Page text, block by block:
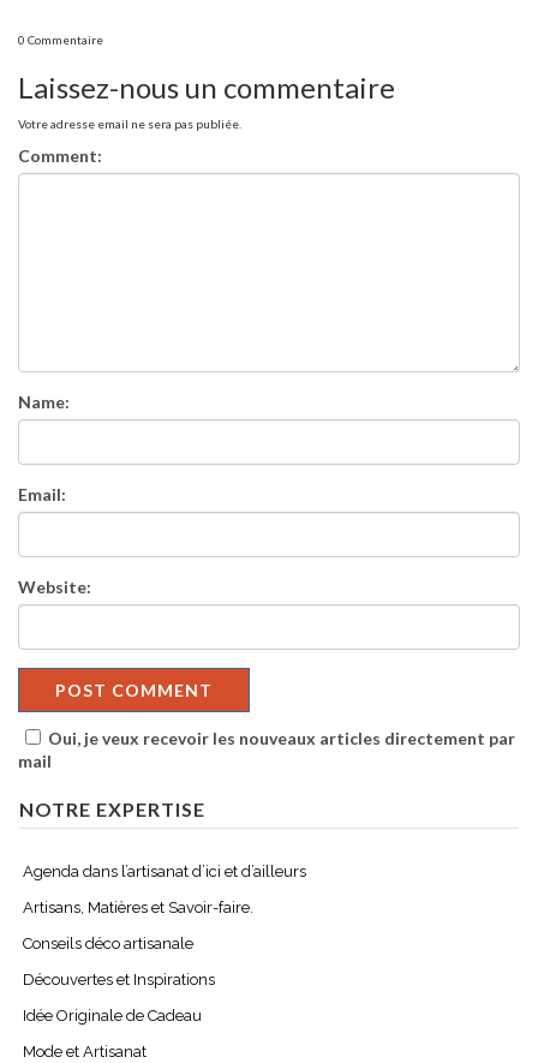
0 Commentaire
Laissez-nous un commentaire
Votre adresse email ne sera pas publiée.
Comment:
Name:
Email:
Website:
Oui, je veux recevoir les nouveaux articles directement par
mail
NOTRE EXPERTISE
Agenda dans l’artisanat d’ici et d’ailleurs
Artisans, Matières et Savoir-faire.
Conseils déco artisanale
Découvertes et Inspirations
Idée Originale de Cadeau
Mode et Artisanat